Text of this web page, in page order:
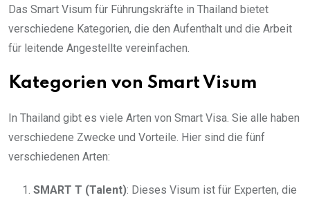
Das Smart Visum für Führungskräfte in Thailand bietet
verschiedene Kategorien, die den Aufenthalt und die Arbeit
für leitende Angestellte vereinfachen.
Kategorien von Smart Visum
In Thailand gibt es viele Arten von Smart Visa. Sie alle haben
verschiedene Zwecke und Vorteile. Hier sind die fünf
verschiedenen Arten:
SMART T (Talent): Dieses Visum ist für Experten, die